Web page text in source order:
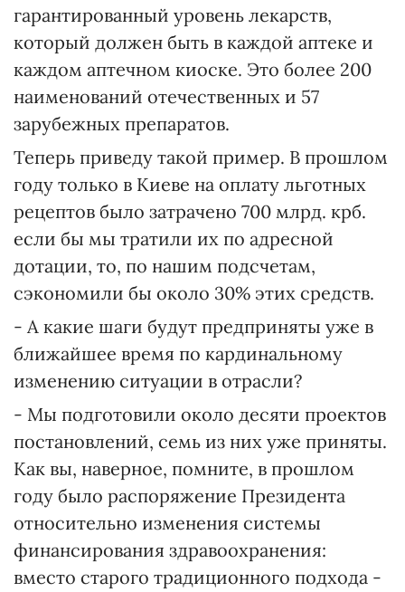
гарантированный уровень лекарств,
который должен быть в каждой аптеке и
каждом аптечном киоске. Это более 200
наименований отечественных и 57
зарубежных препаратов.
Теперь приведу такой пример. В прошлом
году только в Киеве на оплату льготных
рецептов было затрачено 700 млрд. крб.
если бы мы тратили их по адресной
дотации, то, по нашим подсчетам,
сэкономили бы около 30% этих средств.
- А какие шаги будут предприняты уже в
ближайшее время по кардинальному
изменению ситуации в отрасли?
- Мы подготовили около десяти проектов
постановлений, семь из них уже приняты.
Как вы, наверное, помните, в прошлом
году было распоряжение Президента
относительно изменения системы
финансирования здравоохранения:
вместо старого традиционного подхода -